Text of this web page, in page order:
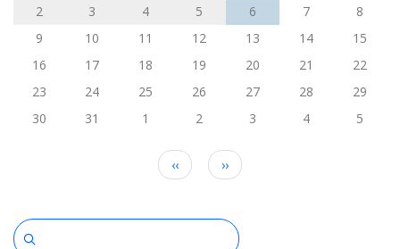
la
navegación
2
3 4 5 6 7
8
9
10 11 12 13 14
15
16
17 18 19 20 21
22
23
24 25 26 27 28
29
30
31 1 2 3 4 5
‹‹ ››